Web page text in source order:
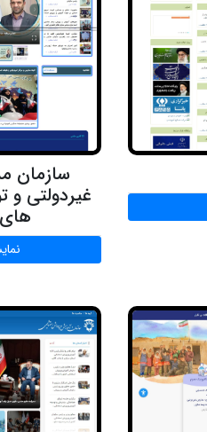
سازمان
غیردولتی